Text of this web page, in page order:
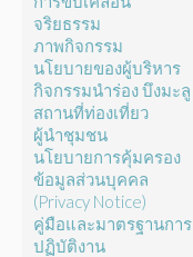
จริยธรรม
ภาพกิจกรรม
นโยบายของผู้บริหาร
กิจกรรมนำร่อง บึงมะลู
สถานที่ท่องเที่ยว
ผู้นำชุมชน
นโยบายการคุ้มครอง
ข้อมูลส่วนบุคคล
(Privacy Notice)
คู่มือและมาตรฐานการ
ปฏิบัติงาน